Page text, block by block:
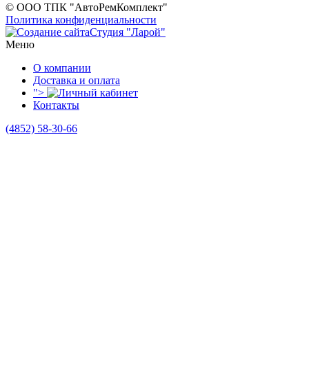
© ООО ТПК "АвтоРемКомплект"
Политика конфиденциальности
Студия "Ларой"
Меню
О компании
Доставка и оплата
">
Контакты
(4852) 58-30-66